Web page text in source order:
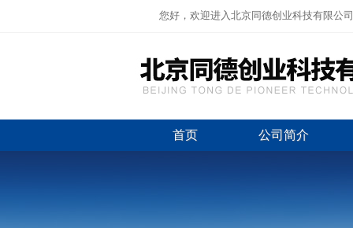
您好，欢迎进入北京同德创业科技有限公司
首页 公司简介